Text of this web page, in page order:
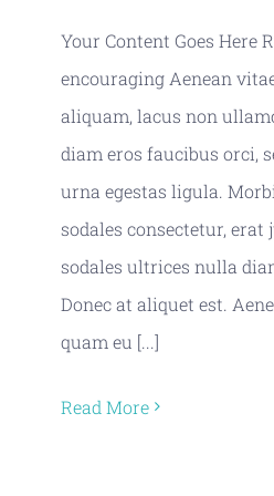
Your Content Goes Here
encouraging Aenean
aliquam, lacus non
diam eros faucibus orci,
urna egestas ligula.
sodales consectetur,
sodales ultrices nulla
Donec at aliquet est.
quam eu [...]
Read More